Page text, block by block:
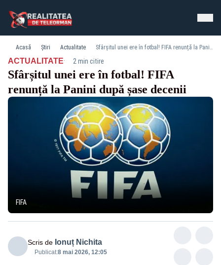
Acasă Știri Actualitate Sfârșitul unei ere în fotbal! FIFA renunță la Panini după șase decenii
ACTUALITATE· 2 min citire
Sfârșitul unei ere în fotbal! FIFA
renunță la Panini după șase decenii
FIFA
Scris de Ionuț Nichita
Publicat:8 mai 2026, 12:05